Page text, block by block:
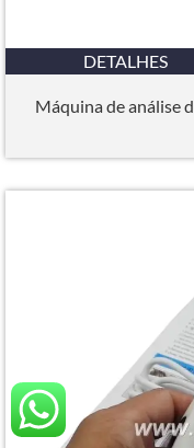
DETALHES
Máquina de análise